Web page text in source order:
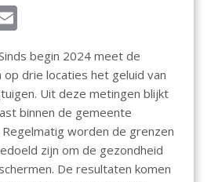
E
m
ai
l
begin 2024 meet de
drie locaties het geluid van
Uit deze metingen blijkt
binnen de gemeente
worden de grenzen
zijn om de gezondheid
De resultaten komen